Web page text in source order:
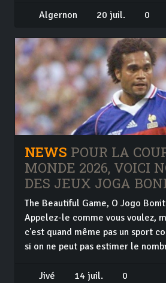
Algernon 20 juil. 0
NEWS POUR LA
MONDE 2026, VOICI
DES JEUX JOGA
The Beautiful Game, O Jogo
Appelez-le comme vous voulez,
c'est quand même pas un sport
si on ne peut pas estimer le
Jivé 14 juil. 0